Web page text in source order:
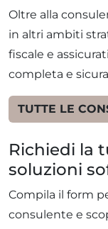
Oltre alla
in altri ambiti
fiscale e
completa e
TUTTE LE
Richiedi la
soluzioni
Compila il form
consulente e